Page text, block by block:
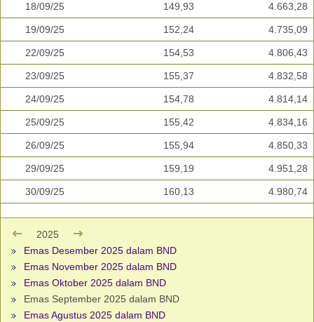
18/09/25 149,93 4.663,28
19/09/25 152,24 4.735,09
22/09/25 154,53 4.806,43
23/09/25 155,37 4.832,58
24/09/25 154,78 4.814,14
25/09/25 155,42 4.834,16
26/09/25 155,94 4.850,33
29/09/25 159,19 4.951,28
30/09/25 160,13 4.980,74
2025
Emas Desember 2025 dalam BND
Emas November 2025 dalam BND
Emas Oktober 2025 dalam BND
Emas September 2025 dalam BND
Emas Agustus 2025 dalam BND